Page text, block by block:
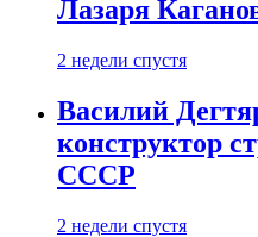
Лазаря
2 недели спустя
Василий
конструктор
СССР
2 недели спустя